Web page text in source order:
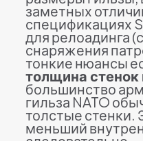
заметных
спецификациях
для релоадинга
снаряжения
тонкие нюансы
толщина стенок
большинство
гильза NATO
толстые стенки.
меньший